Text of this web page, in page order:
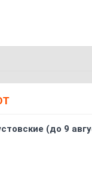
(до 9